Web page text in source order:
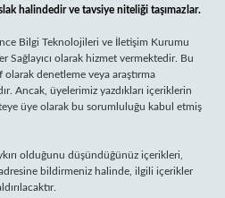
halindedir ve tavsiye niteliği taşımazlar.
Bilgi Teknolojileri ve İletişim Kurumu
Sağlayıcı olarak hizmet vermektedir. Bu
denetleme veya araştırma
Ancak, üyelerimiz yazdıkları içeriklerin
üye olarak bu sorumluluğu kabul etmiş
olduğunu düşündüğünüz içerikleri,
bildirmeniz halinde, ilgili içerikler